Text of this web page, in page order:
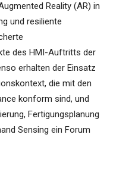
Reality (AR) in
und resiliente
des HMI-Auftritts der
erhalten der Einsatz
die mit den
konform sind, und
Fertigungsplanung
Sensing ein Forum